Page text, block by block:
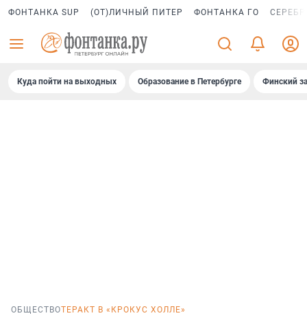
ФОНТАНКА SUP (ОТ)ЛИЧНЫЙ ПИТЕР ФОНТАНКА ГО
Куда пойти на выходных Образование в Петербурге Финский
ОБЩЕСТВОТЕРАКТ В «КРОКУС ХОЛЛЕ»